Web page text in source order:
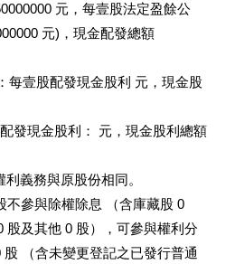
元，每壹股法定盈餘公
元)，現金配發總額
每壹股配發現金股利 元，現金股
發現金股利： 元，現金股利總額
利義務與原股份相同。
不參與除權除息 （含庫藏股 0
股及其他 0 股），可參與權利分
（含未變更登記之已發行普通